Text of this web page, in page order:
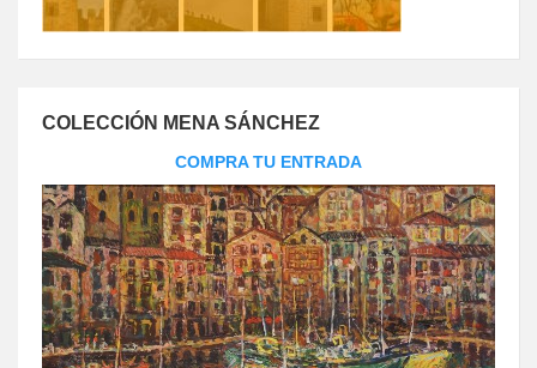
COLECCIÓN MENA SÁNCHEZ
COMPRA TU ENTRADA